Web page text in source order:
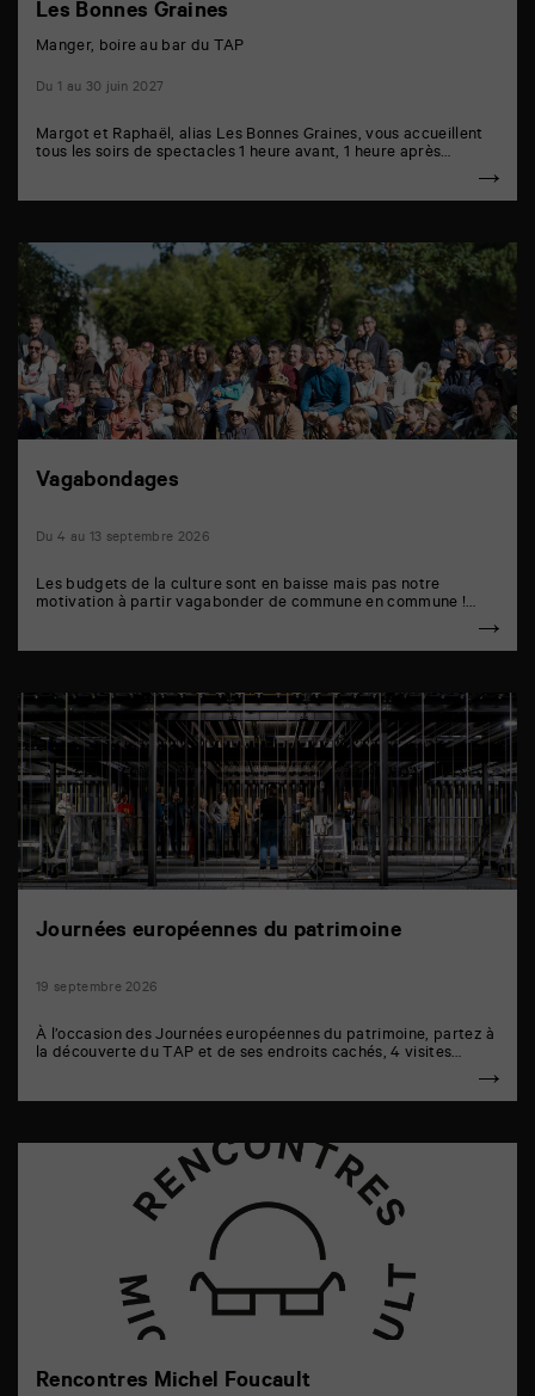
Les Bonnes Graines
Manger, boire au bar du TAP
Du 1 au 30 juin 2027
Margot et Raphaël, alias Les Bonnes Graines, vous accueillent
tous les soirs de spectacles 1 heure avant, 1 heure après…
Vagabondages
Du 4 au 13 septembre 2026
Les budgets de la culture sont en baisse mais pas notre
motivation à partir vagabonder de commune en commune !…
Journées européennes du patrimoine
19 septembre 2026
À l’occasion des Journées européennes du patrimoine, partez à
la découverte du TAP et de ses endroits cachés, 4 visites…
Rencontres Michel Foucault